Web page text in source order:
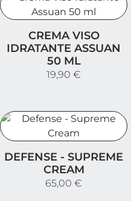
CREMA VISO
IDRATANTE ASSUAN
50 ML
19,90 €
DEFENSE - SUPREME
CREAM
65,00 €